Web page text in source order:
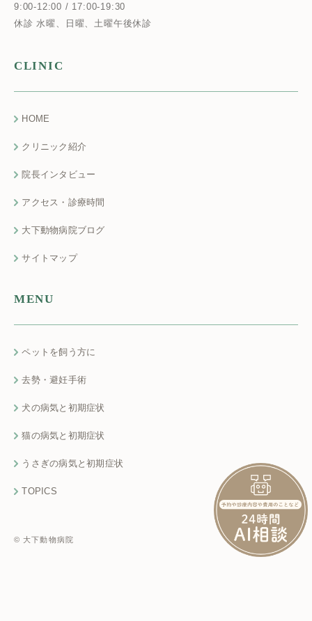
9:00-12:00 / 17:00-19:30
休診 水曜、日曜、土曜午後休診
CLINIC
HOME
クリニック紹介
院長インタビュー
アクセス・診療時間
大下動物病院ブログ
サイトマップ
MENU
ペットを飼う方に
去勢・避妊手術
犬の病気と初期症状
猫の病気と初期症状
うさぎの病気と初期症状
TOPICS
© 大下動物病院